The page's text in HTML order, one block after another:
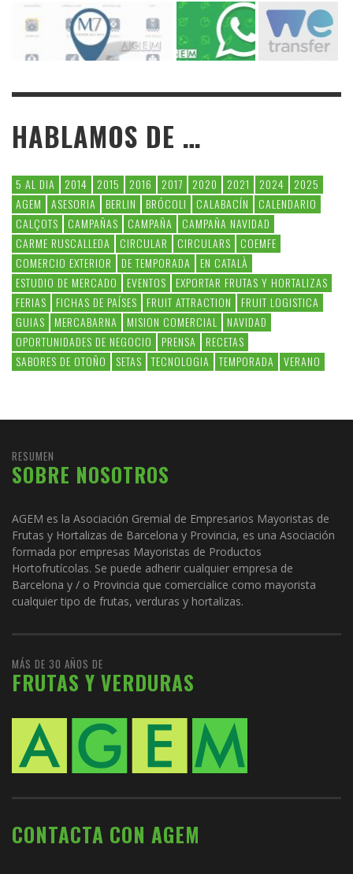
HABLAMOS DE …
5 AL DIA 2014 2015 2016 2017 2020 2021 2024
2025
AGEM
ASESORIA BERLIN BRÓCOLI CALABACÍN
CALENDARIO
CALÇOTS
CAMPAÑAS CAMPAÑA
CAMPAÑA NAVIDAD
CARME RUSCALLEDA
CIRCULAR CIRCULARS
COEMFE
COMERCIO EXTERIOR
DE TEMPORADA
EN CATALÀ
ESTUDIO DE MERCADO
EVENTOS
EXPORTAR FRUTAS Y HORTALIZAS
FERIAS
FICHAS DE PAÍSES FRUIT ATTRACTION
FRUIT LOGISTICA
GUIAS
MERCABARNA MISION COMERCIAL
NAVIDAD
OPORTUNIDADES DE NEGOCIO
PRENSA
RECETAS
SABORES DE OTOÑO
SETAS TECNOLOGIA TEMPORADA VERANO
RESUMEN
SOBRE NOSOTROS
AGEM es la Asociación Gremial de Empresarios Mayoristas de
Frutas y Hortalizas de Barcelona y Provincia, es una Asociación
formada por empresas Mayoristas de Productos
Hortofrutícolas. Se puede adherir cualquier empresa de
Barcelona y / o Provincia que comercialice como mayorista
cualquier tipo de frutas, verduras y hortalizas.
MÁS DE 30 AÑOS DE
FRUTAS Y VERDURAS
CONTACTA CON AGEM